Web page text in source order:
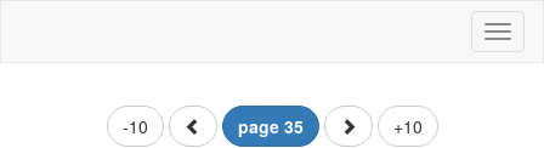
-10 page 35 +10